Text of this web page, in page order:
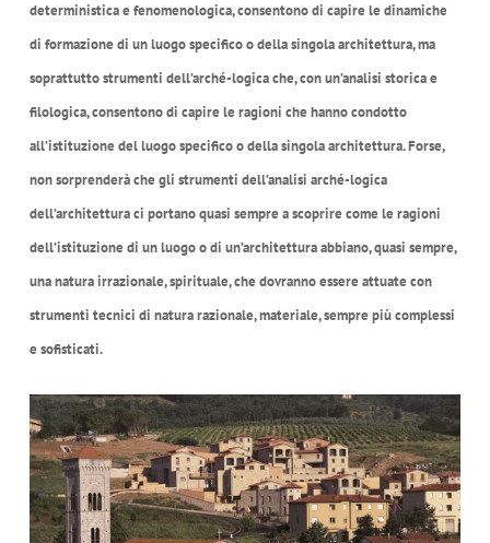
deterministica e fenomenologica, consentono di capire le dinamiche
di formazione di un luogo specifico o della singola architettura, ma
soprattutto strumenti dell’arché-logica che, con un’analisi storica e
filologica, consentono di capire le ragioni che hanno condotto
all’istituzione del luogo specifico o della singola architettura. Forse,
non sorprenderà che gli strumenti dell’analisi arché-logica
dell’architettura ci portano quasi sempre a scoprire come le ragioni
dell’istituzione di un luogo o di un’architettura abbiano, quasi sempre,
una natura irrazionale, spirituale, che dovranno essere attuate con
strumenti tecnici di natura razionale, materiale, sempre più complessi
e sofisticati.